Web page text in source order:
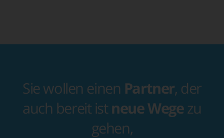
Sie wollen einen Partner, der
auch bereit ist neue Wegezu
gehen,